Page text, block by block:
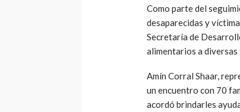
Como parte del
desaparecidas y
Secretaría de
alimentarios a diversas
Amín Corral Shaar,
un encuentro con 70
acordó brindarles